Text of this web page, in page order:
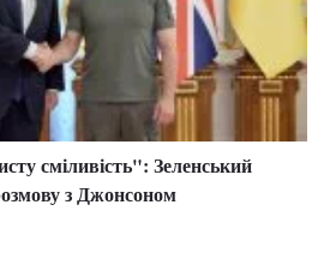
сміливість": Зеленський
з Джонсоном